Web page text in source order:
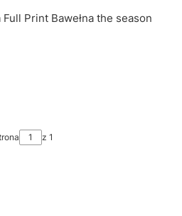
Print Bawełna the season
z 1